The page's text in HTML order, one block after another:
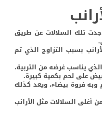
تلك السلالات عن طريق
بسبب التزاوج الذي تم
يناسب غرضه من التربية،
على لحم بكمية كبيرة.
وبه فروة بيضاء، ويعد كذلك
أغلى السلالات مثل الأرانب